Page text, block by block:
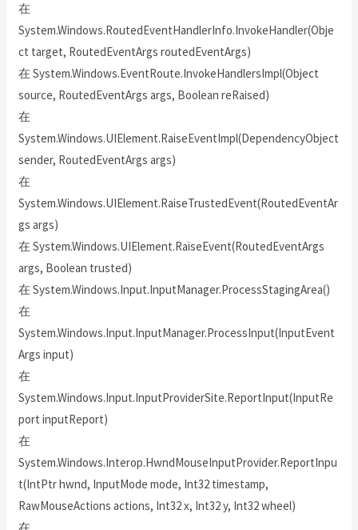
在
System.Windows.RoutedEventHandlerInfo.InvokeHandler(Obje
ct target, RoutedEventArgs routedEventArgs)
在 System.Windows.EventRoute.InvokeHandlersImpl(Object
source, RoutedEventArgs args, Boolean reRaised)
在
System.Windows.UIElement.RaiseEventImpl(DependencyObject
sender, RoutedEventArgs args)
在
System.Windows.UIElement.RaiseTrustedEvent(RoutedEventAr
gs args)
在 System.Windows.UIElement.RaiseEvent(RoutedEventArgs
args, Boolean trusted)
在 System.Windows.Input.InputManager.ProcessStagingArea()
在
System.Windows.Input.InputManager.ProcessInput(InputEvent
Args input)
在
System.Windows.Input.InputProviderSite.ReportInput(InputRe
port inputReport)
在
System.Windows.Interop.HwndMouseInputProvider.ReportInpu
t(IntPtr hwnd, InputMode mode, Int32 timestamp,
RawMouseActions actions, Int32 x, Int32 y, Int32 wheel)